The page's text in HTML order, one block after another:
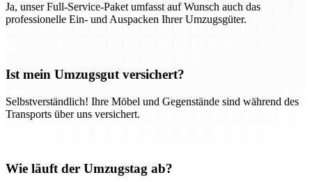
Ja, unser Full-Service-Paket umfasst auf Wunsch auch das
professionelle Ein- und Auspacken Ihrer Umzugsgüter.
Ist mein Umzugsgut versichert?
Selbstverständlich! Ihre Möbel und Gegenstände sind während des
Transports über uns versichert.
Wie läuft der Umzugstag ab?